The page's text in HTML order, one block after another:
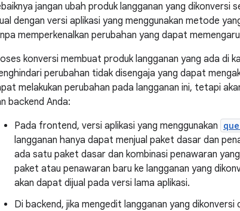
jangan ubah produk langganan yang
dengan versi aplikasi yang menggunakan metode
memperkenalkan perubahan yang dapat
konversi membuat produk langganan yang ada di
perubahan tidak disengaja yang dapat
melakukan perubahan pada langganan ini, tetapi
backend Anda:
Pada frontend, versi aplikasi yang menggunakan
langganan hanya dapat menjual paket dasar dan
ada satu paket dasar dan kombinasi penawaran
paket atau penawaran baru ke langganan yang
akan dapat dijual pada versi lama aplikasi.
Di backend, jika mengedit langganan yang